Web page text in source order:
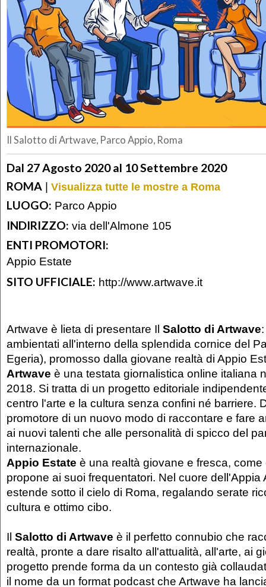
Il Salotto di Artwave, Parco Appio, Roma
Dal 27 Agosto 2020 al 10 Settembre 2020
ROMA | Visualizza tutte le mostre a Roma
LUOGO: Parco Appio
INDIRIZZO: via dell'Almone 105
ENTI PROMOTORI:
Appio Estate
SITO UFFICIALE: http://www.artwave.it
Artwave è lieta di presentare Il Salotto di Artwave
ambientati all'interno della splendida cornice del
Egeria), promosso dalla giovane realtà di Appio
Artwave è una testata giornalistica online italiana
2018. Si tratta di un progetto editoriale
centro l'arte e la cultura senza confini né barriere.
promotore di un nuovo modo di raccontare e fare
ai nuovi talenti che alle personalità di spicco del
internazionale.
Appio Estate è una realtà giovane e fresca, come
propone ai suoi frequentatori. Nel cuore dell'Appia
estende sotto il cielo di Roma, regalando serate
cultura e ottimo cibo.
Il Salotto di Artwave è il perfetto connubio che
realtà, pronte a dare risalto all'attualità, all'arte, ai
progetto prende forma da un contesto già
il nome da un format podcast che Artwave ha